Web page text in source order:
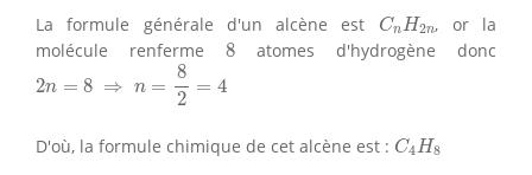
La formule générale d'un alcène est CnH2n
Cn H2
, or la
molécule renferme 8
8 atomes d'hydrogène donc
2n = 8 ⇒ n =
8
2
= 4
2n=8 ⇒ =82=4
D'où, la formule chimique de cet alcène est : C4H8
C4 H